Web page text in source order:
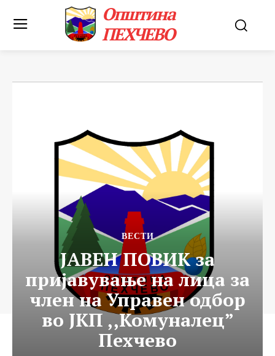
Општина
ПЕХЧЕВО
ВЕСТИ
ЈАВЕН ПОВИК за
пријавување на лица за
член на Управен одбор
во ЈКП ,,Комуналец”
Пехчево